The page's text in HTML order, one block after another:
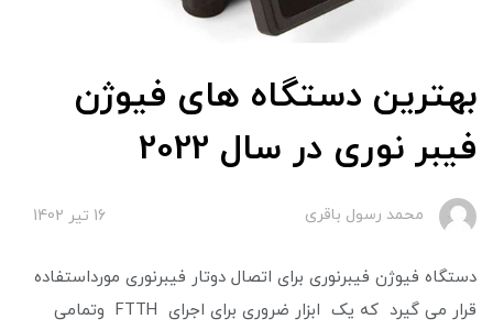
بهترین دستگاه های فیوژن
فیبر نوری در سال 2022
محمد رسول باقری 16 تير 1402
دستگاه فیوژن فیبرنوری برای اتصال دوتار فیبرنوری مورداستفاده
قرار می گیرد که یک ابزار ضروری برای اجرای FTTH وتمامی